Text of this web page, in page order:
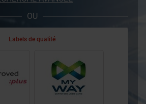
OU
Labels de qualité